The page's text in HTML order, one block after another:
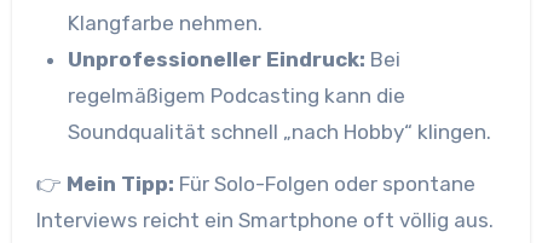
Klangfarbe nehmen.
Unprofessioneller Eindruck: Bei
regelmäßigem Podcasting kann die
Soundqualität schnell „nach Hobby“ klingen.
👉 Mein Tipp: Für Solo-Folgen oder spontane
Interviews reicht ein Smartphone oft völlig aus.